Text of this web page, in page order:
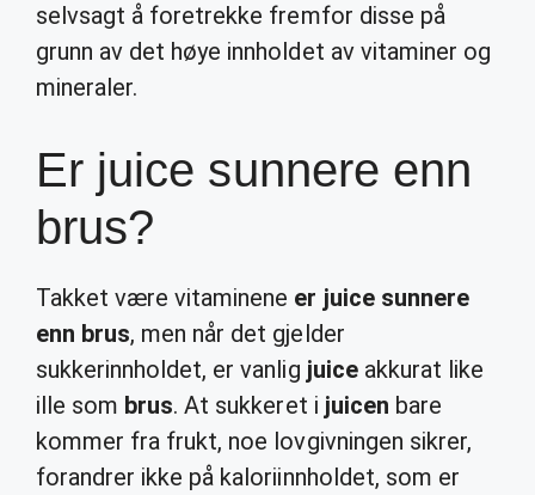
selvsagt å foretrekke fremfor disse på
grunn av det høye innholdet av vitaminer og
mineraler.
Er juice sunnere enn
brus?
Takket være vitaminene er juice sunnere
enn brus, men når det gjelder
sukkerinnholdet, er vanlig juiceakkurat like
ille som brus. At sukkeret i juicen bare
kommer fra frukt, noe lovgivningen sikrer,
forandrer ikke på kaloriinnholdet, som er